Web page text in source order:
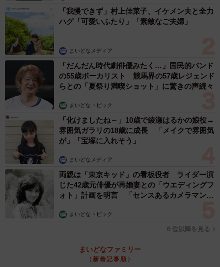
年上からのアプローチについて、あなたの気持ちに近いものはどれです
か？（提供画像）
年上からのアプローチへの気持ちについて聞いたところ、
44.2％が「条件次第では受け入れられる」と回答。「絶対
に無理」（5.4％）はむしろ少数派で、アプローチの仕方や
相手の条件次第では可能性があることが示されています。
あなたが「恋愛や結婚の対象としてアリ」と思える年齢差はどれくらい
「我慢できず」村上佳菜子、イケメン夫と全力
ハグ「可愛いふたり」「素敵なご夫婦」
まいどなメディア
「だんだん時代劇俳優みたく…」国民的バンド
の55歳ボーカリスト 競馬界の57歳レジェンド
らとの「夏祭り満喫ショット」に驚きの声続々
まいどなトピック
「化けましたね～」10歳で綾瀬はるかの娘役→
雰囲気ガラリの18歳に成長 「メイクで雰囲気
が」「宝塚に入れそう」
まいどなメディア
両親は「東京キッド」の看板役者 ライダー演
じた42歳元俳優が再婚妻との「ウエディングフ
ォト」計画を明言 「センスあるカメラマン求
まいどなトピック
６位以降を見る
まいどなファミリー
（新着記事順）